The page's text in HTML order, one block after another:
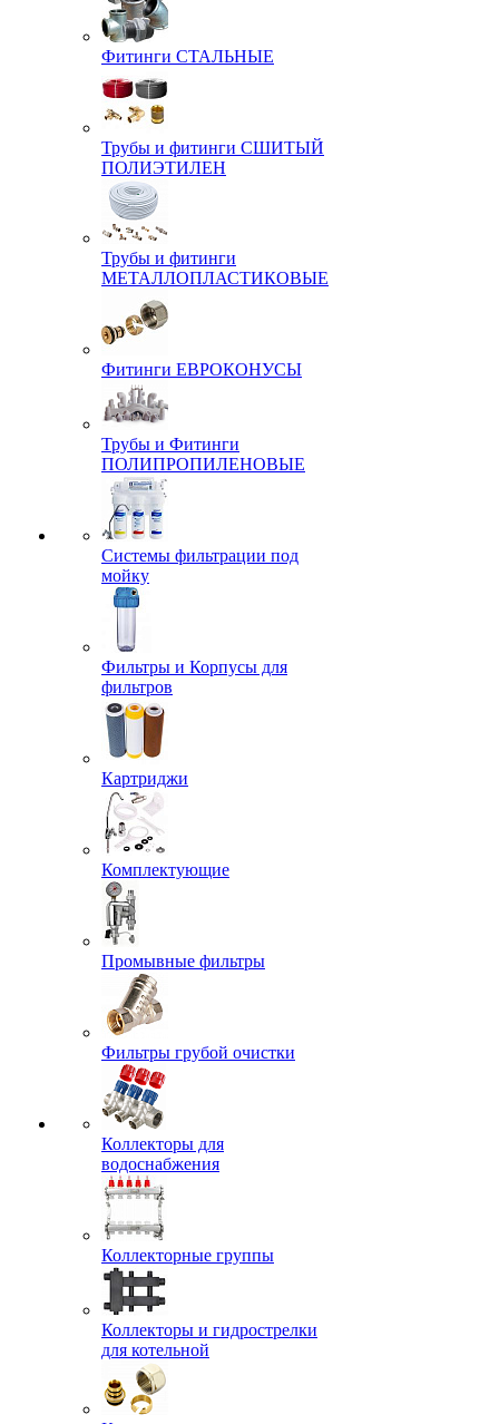
Фитинги СТАЛЬНЫЕ
Трубы и фитинги СШИТЫЙ
ПОЛИЭТИЛЕН
Трубы и фитинги
МЕТАЛЛОПЛАСТИКОВЫЕ
Фитинги ЕВРОКОНУСЫ
Трубы и Фитинги
ПОЛИПРОПИЛЕНОВЫЕ
Системы фильтрации под
мойку
Фильтры и Корпусы для
фильтров
Картриджи
Комплектующие
Промывные фильтры
Фильтры грубой очистки
Коллекторы для
водоснабжения
Коллекторные группы
Коллекторы и гидрострелки
для котельной